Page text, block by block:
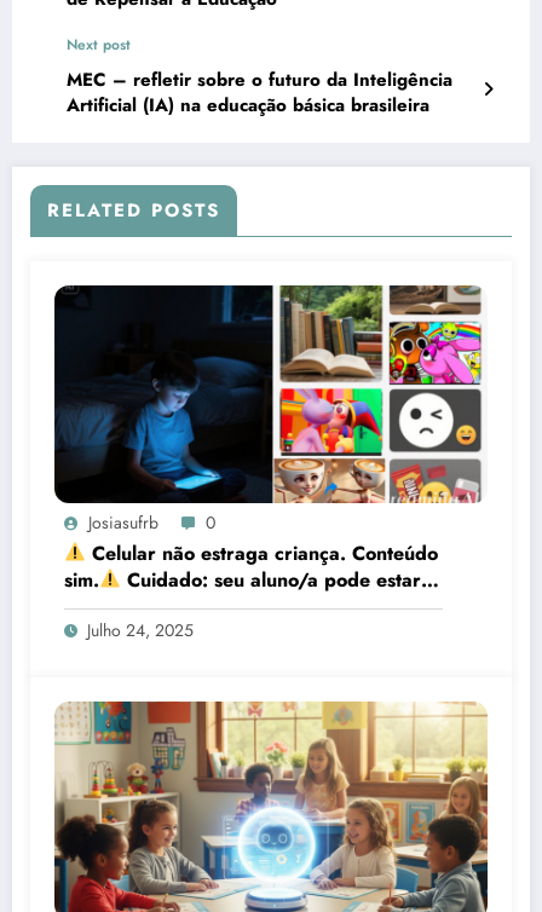
Next post
MEC – refletir sobre o futuro da Inteligência
Artificial (IA) na educação básica brasileira
RELATED POSTS
Josiasufrb 0
Celular não estraga criança. Conteúdo
sim.
Cuidado: seu aluno/a pode estar
formando um cérebro podre.
Julho 24, 2025